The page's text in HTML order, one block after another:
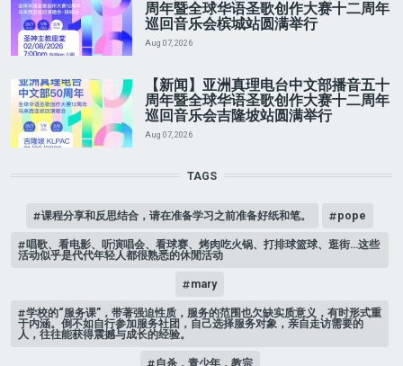
周年暨全球华语圣歌创作大赛十二周年
巡回音乐会槟城站圆满举行
Aug 07, 2026
【新闻】亚洲真理电台中文部播音五十
周年暨全球华语圣歌创作大赛十二周年
巡回音乐会吉隆坡站圆满举行
Aug 07, 2026
TAGS
课程分享和反思结合，请在准备学习之前准备好纸和笔。 pope
唱歌、看电影、听演唱会、看球赛、烤肉吃火锅、打排球篮球、逛街…这些
活动似乎是代代年轻人都很熟悉的休閒活动
mary
学校的“服务课”，带著强迫性质，服务的范围也欠缺实质意义，有时形式重
于内涵。倒不如自行参加服务社团，自己选择服务对象，亲自走访需要的
人，往往能获得震撼与成长的经验。
自杀，青少年，教宗